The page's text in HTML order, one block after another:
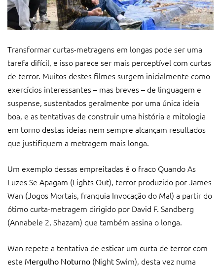
Transformar curtas-metragens em longas pode ser uma
tarefa difícil, e isso parece ser mais perceptível com curtas
de terror. Muitos destes filmes surgem inicialmente como
exercícios interessantes – mas breves – de linguagem e
suspense, sustentados geralmente por uma única ideia
boa, e as tentativas de construir uma história e mitologia
em torno destas ideias nem sempre alcançam resultados
que justifiquem a metragem mais longa.
Um exemplo dessas empreitadas é o fraco Quando As
Luzes Se Apagam (Lights Out), terror produzido por James
Wan (Jogos Mortais, franquia Invocação do Mal) a partir do
ótimo curta-metragem dirigido por David F. Sandberg
(Annabele 2, Shazam) que também assina o longa.
Wan repete a tentativa de esticar um curta de terror com
este Mergulho Noturno (Night Swim), desta vez numa